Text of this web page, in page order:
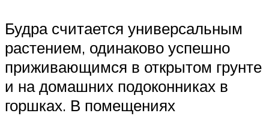
Будра считается универсальным
растением, одинаково успешно
приживающимся в открытом грунте
и на домашних подоконниках в
горшках. В помещениях